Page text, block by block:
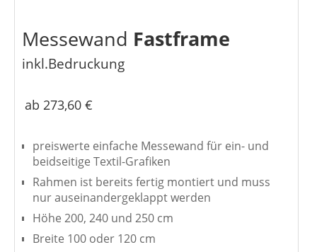
Messewand Fastframe
inkl.Bedruckung
ab 273,60 €
preiswerte einfache Messewand für ein- und
beidseitige Textil-Grafiken
Rahmen ist bereits fertig montiert und muss
nur auseinandergeklappt werden
Höhe 200, 240 und 250 cm
Breite 100 oder 120 cm